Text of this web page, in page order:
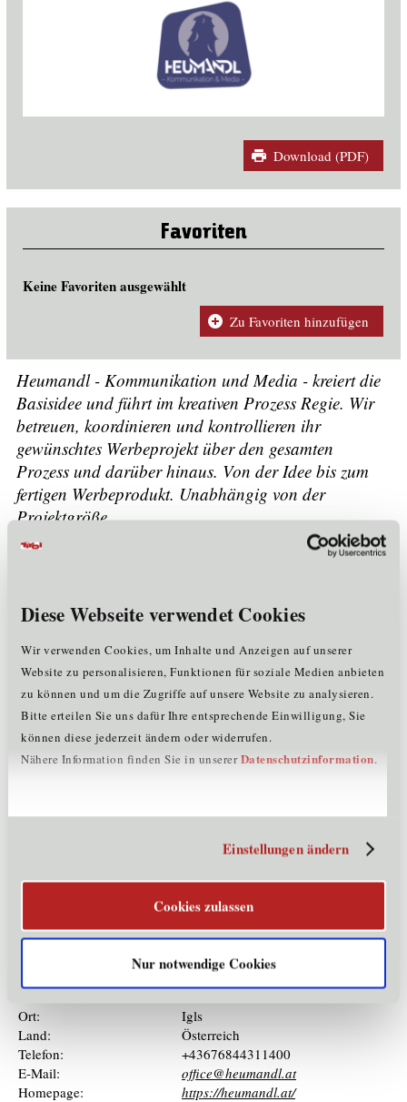
Diese Webseite verwendet Cookies
Wir verwenden Cookies, um Inhalte und Anzeigen auf unserer
Website zu personalisieren, Funktionen für soziale Medien anbieten
zu können und um die Zugriffe auf unsere Website zu analysieren.
Bitte erteilen Sie uns dafür Ihre entsprechende Einwilligung, Sie
können diese jederzeit ändern oder widerrufen.
Nähere Information finden Sie in unsererDatenschutzinformation.
Einstellungen ändern
Cookies zulassen
Nur notwendige Cookies
Download (PDF)
Favoriten
Keine Favoriten ausgewählt
Zu Favoriten hinzufügen
Heumandl - Kommunikation und Media - kreiert die
Basisidee und führt im kreativen Prozess Regie. Wir
betreuen, koordinieren und kontrollieren ihr
gewünschtes Werbeprojekt über den gesamten
Prozess und darüber hinaus. Von der Idee bis zum
fertigen Werbeprodukt. Unabhängig von der
Projektgröße.
Unternehmensdaten
Mitarbeiter:
<= 5
Gründungsjahr:
2002
Mitglied im Cluster:
KT
Märkte & Exportländer
Produkte und Dienstleistungen
Corporate Publishing, Grafik Design, Corporate Design,
Werbung, Magazingestaltung, Gemeindezeitungen
Kontaktinformationen
Gletscherblick 18
Ort:
Igls
Land:
Österreich
Telefon:
+43676844311400
E-Mail:
office@heumandl.at
Homepage:
https://heumandl.at/